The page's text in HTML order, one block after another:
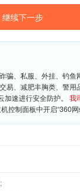
骗、私服、外挂、钓
易、减肥丰胸类、警
速进行安全防护。 我
控制面板中开启“360